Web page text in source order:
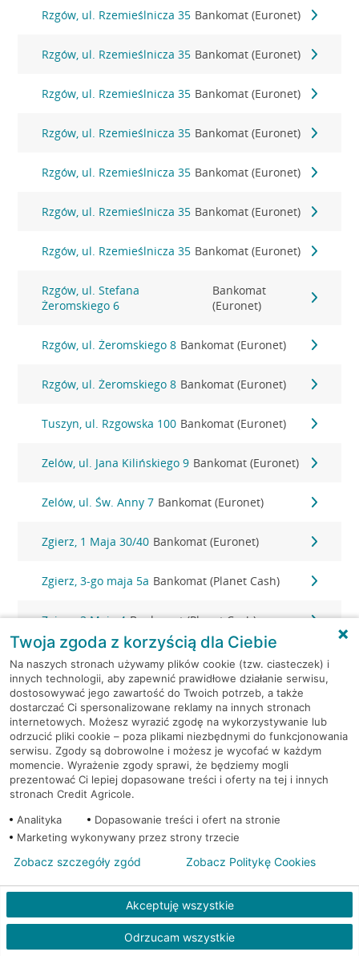
Rzgów, ul. Rzemieślnicza 35 Bankomat (Euronet)
Rzgów, ul. Rzemieślnicza 35 Bankomat (Euronet)
Rzgów, ul. Rzemieślnicza 35 Bankomat (Euronet)
Rzgów, ul. Rzemieślnicza 35 Bankomat (Euronet)
Rzgów, ul. Rzemieślnicza 35 Bankomat (Euronet)
Rzgów, ul. Rzemieślnicza 35 Bankomat (Euronet)
Rzgów, ul. Rzemieślnicza 35 Bankomat (Euronet)
Rzgów, ul. Stefana
Żeromskiego 6
Bankomat
(Euronet)
Rzgów, ul. Żeromskiego 8 Bankomat (Euronet)
Rzgów, ul. Żeromskiego 8 Bankomat (Euronet)
Tuszyn, ul. Rzgowska 100 Bankomat (Euronet)
Zelów, ul. Jana Kilińskiego 9 Bankomat (Euronet)
Zelów, ul. Św. Anny 7 Bankomat (Euronet)
Zgierz, 1 Maja 30/40 Bankomat (Euronet)
Zgierz, 3-go maja 5a Bankomat (Planet Cash)
Zgierz, 3 Maja 4 Bankomat (Planet Cash)
Zgierz, 3 Maja 4 Bankomat (Planet Cash)
Zgierz, Armii Krajowej 2 Bankomat (Planet Cash)
Zgierz, Tuwima 20 Bankomat (Planet Cash)
Zgierz, ul. 3 Maja 4 Bankomat (Euronet)
Zgierz, ul. 3 Maja 4 Bankomat (Euronet)
Zgierz, ul. Armii Krajowej 10 Bankomat (Euronet)
Zgierz, ul. Długa 7 Bankomat w placówce CA BP
Zgierz, ul. Długa 7 Bankomat w placówce CA BP
Twoja zgoda z korzyścią dla Ciebie
Na naszych stronach używamy plików cookie (tzw. ciasteczek) i
innych technologii, aby zapewnić prawidłowe działanie serwisu,
dostosowywać jego zawartość do Twoich potrzeb, a także
dostarczać Ci spersonalizowane reklamy na innych stronach
internetowych. Możesz wyrazić zgodę na wykorzystywanie lub
odrzucić pliki cookie – poza plikami niezbędnymi do funkcjonowania
serwisu. Zgody są dobrowolne i możesz je wycofać w każdym
momencie. Wyrażenie zgody sprawi, że będziemy mogli
prezentować Ci lepiej dopasowane treści i oferty na tej i innych
stronach Credit Agricole.
Analityka
Dopasowanie treści i ofert na stronie
Marketing wykonywany przez strony trzecie
Akceptuję wszystkie
Odrzucam wszystkie
Zobacz szczegóły zgód Zobacz Politykę Cookies